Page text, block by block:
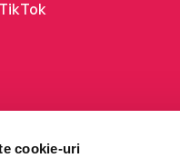
cookie-uri
TikTok